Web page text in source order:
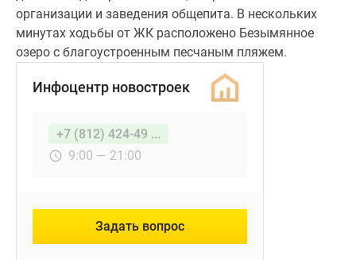
организации и заведения общепита. В нескольких
минутах ходьбы от ЖК расположено Безымянное
озеро с благоустроенным песчаным пляжем.
Инфоцентр новостроек
+7 (812) 424-49 ...
9:00 — 21:00
Задать вопрос